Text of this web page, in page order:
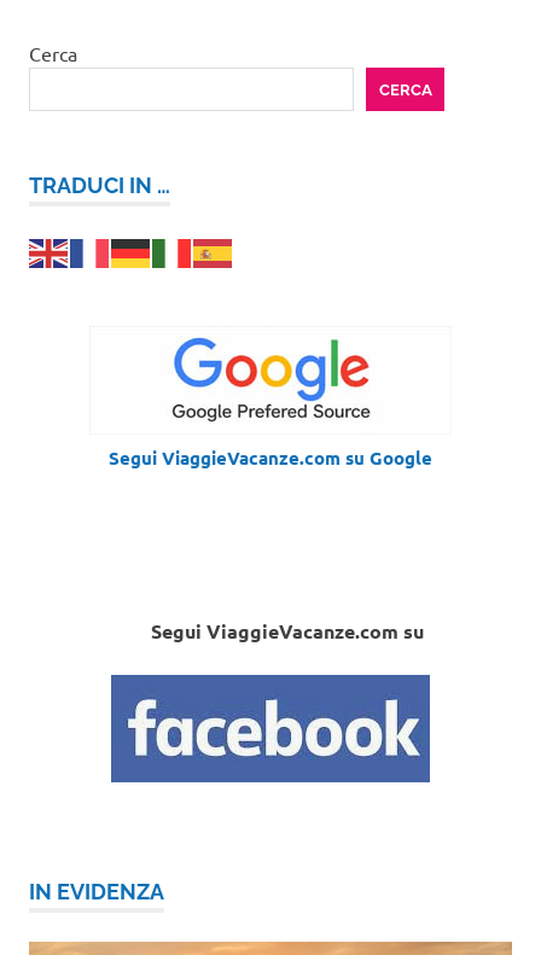
Cerca
CERCA
TRADUCI IN …
Segui ViaggieVacanze.com su Google
Segui ViaggieVacanze.com su
IN EVIDENZA